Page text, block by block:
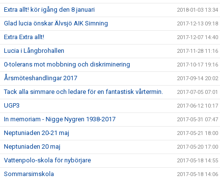
Extra allt! kör igång den 8 januari 2018-01-03 13:34
Glad lucia önskar Älvsjö AIK Simning 2017-12-13 09:18
Extra Extra allt! 2017-12-07 14:40
Lucia i Långbrohallen 2017-11-28 11:16
0-tolerans mot mobbning och diskriminering 2017-10-17 19:16
Årsmöteshandlingar 2017 2017-09-14 20:02
Tack alla simmare och ledare för en fantastisk vårtermin. 2017-07-05 07:01
UGP3 2017-06-12 10:17
In memoriam - Nigge Nygren 1938-2017 2017-05-31 07:47
Neptuniaden 20-21 maj 2017-05-21 18:00
Neptuniaden 20 maj 2017-05-20 17:00
Vattenpolo-skola för nybörjare 2017-05-18 14:55
Sommarsimskola 2017-05-18 14:06